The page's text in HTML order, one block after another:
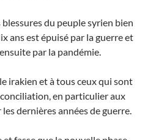
du peuple syrien bien
ans est épuisé par la guerre et
par la pandémie.
irakien et à tous ceux qui sont
en particulier aux
dernières années de guerre.